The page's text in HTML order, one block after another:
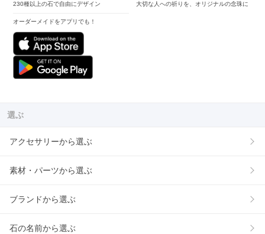
230種以上の石で自由にデザイン
オーダーメイドをアプリでも！
大切な人への祈りを、オリジナルの念珠に
選ぶ
アクセサリーから選ぶ
素材・パーツから選ぶ
ブランドから選ぶ
石の名前から選ぶ